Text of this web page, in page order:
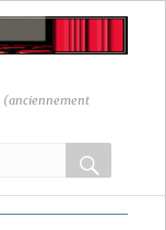
(anciennement
OK